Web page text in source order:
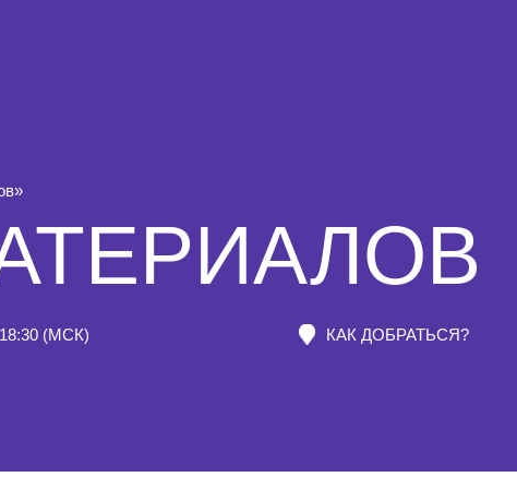
КАК ДОБРАТЬСЯ?
18:30 (МСК)